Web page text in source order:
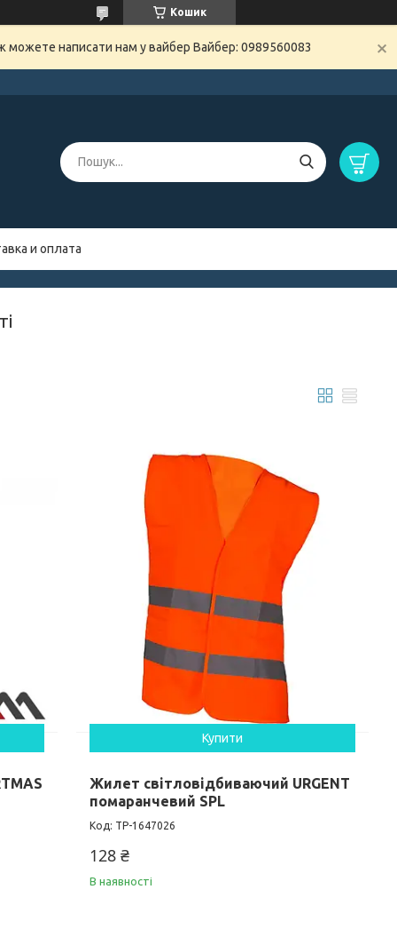
Кошик
написати нам у вайбер Вайбер: 0989560083
и оплата
Купити
Жилет світловідбиваючий URGENT
помаранчевий SPL
TP-1647026
128 ₴
В наявності